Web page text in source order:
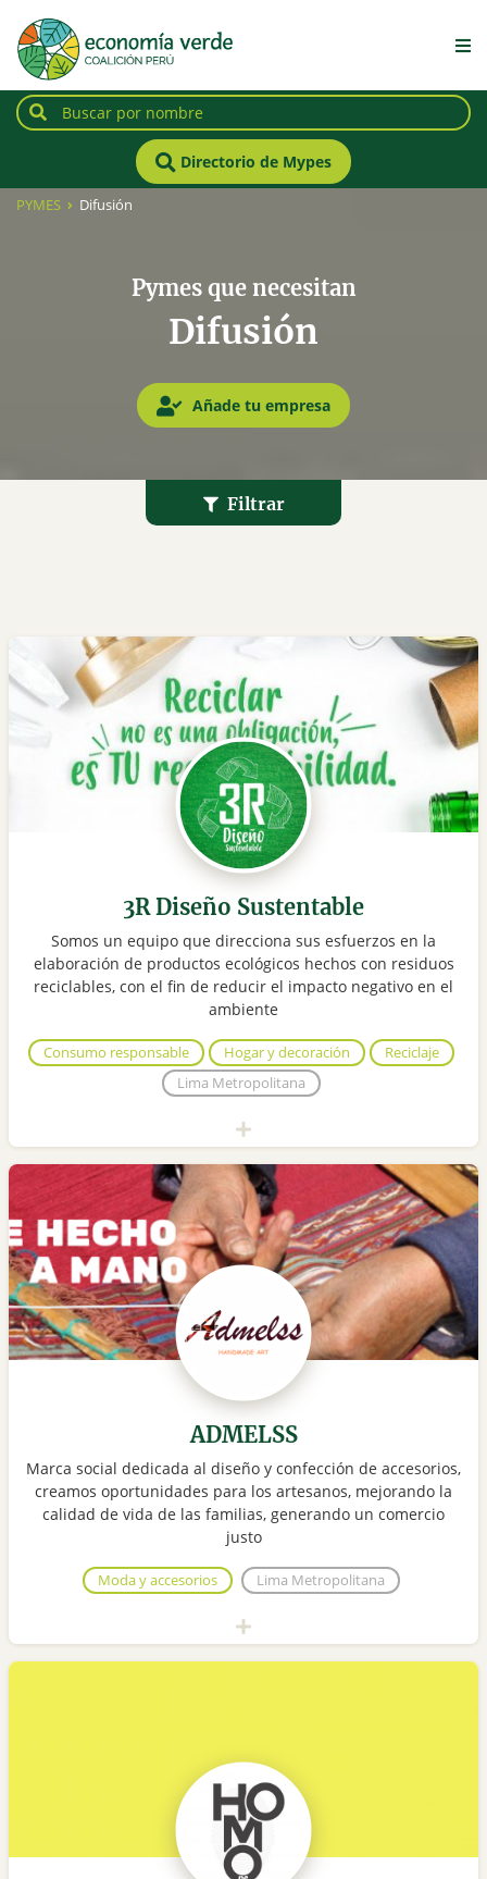
Directorio de Mypes
PYMES Difusión
Pymes que necesitan
Difusión
Añade tu empresa
Filtrar
3R Diseño Sustentable
Somos un equipo que direcciona sus esfuerzos en la
elaboración de productos ecológicos hechos con residuos
reciclables, con el fin de reducir el impacto negativo en el
ambiente
Consumo responsable Hogar y decoración
Reciclaje
Lima Metropolitana
ADMELSS
Marca social dedicada al diseño y confección de accesorios,
creamos oportunidades para los artesanos, mejorando la
calidad de vida de las familias, generando un comercio
justo
Moda y accesorios Lima Metropolitana